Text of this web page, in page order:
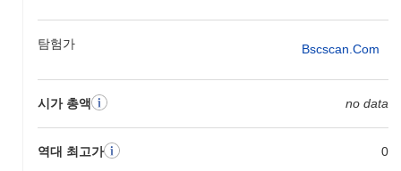
탐험가 Bscscan.com
시가 총액 no data
역대 최고가 0